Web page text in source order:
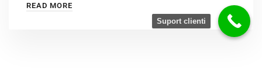
READ MORE
Suport clienti